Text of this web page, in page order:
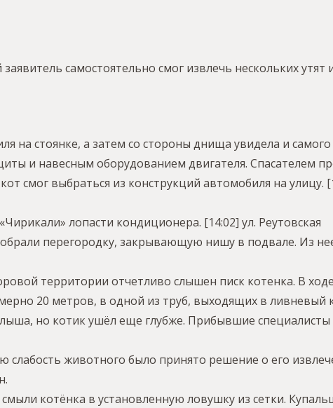
самостоятельно смог извлечь нескольких утят
на стоянке, а затем со стороны днища увидела и самого
и навесным оборудованием двигателя. Спасателем
смог выбраться из конструкций автомобиля на улицу.
лопасти кондиционера. [14:02] ул. Реутовская
перегородку, закрывающую нишу в подвале. Из
территории отчетливо слышен писк котенка. В
20 метров, в одной из труб, выходящих в ливневый
но котик ушёл еще глубже. Прибывшие специалисты
животного было принято решение о его
котёнка в установленную ловушку из сетки.